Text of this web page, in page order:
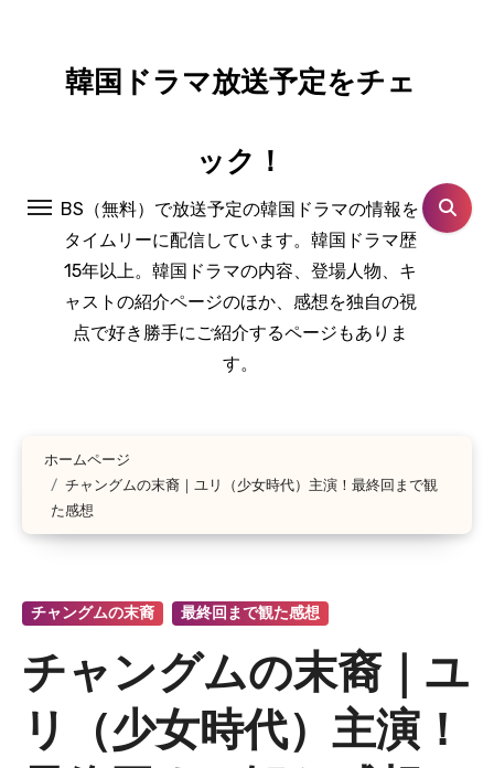
韓国ドラマ放送予定をチェ
ック！
BS（無料）で放送予定の韓国ドラマの情報を
タイムリーに配信しています。韓国ドラマ歴
15年以上。韓国ドラマの内容、登場人物、キ
ャストの紹介ページのほか、感想を独自の視
点で好き勝手にご紹介するページもありま
す。
ホームページ
チャングムの末裔｜ユリ（少女時代）主演！最終回まで観
た感想
チャングムの末裔 最終回まで観た感想
チャングムの末裔｜ユ
リ（少女時代）主演！